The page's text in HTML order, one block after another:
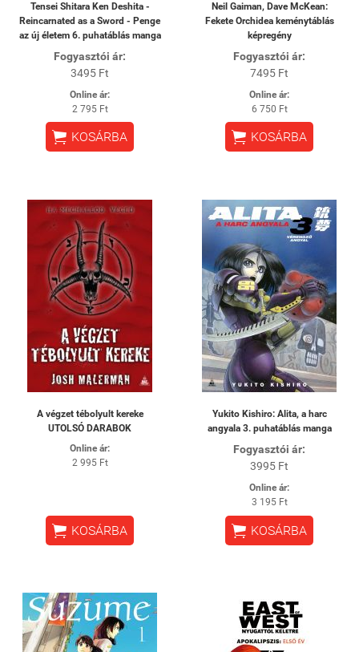
Tensei Shitara Ken Deshita -
Reincarnated as a Sword - Penge
az új életem 6. puhatáblás manga
Fogyasztói ár:
3495 Ft
Online ár:
2 795 Ft
 KOSÁRBA
Neil Gaiman, Dave McKean:
Fekete Orchidea keménytáblás
képregény
Fogyasztói ár:
7495 Ft
Online ár:
6 750 Ft
 KOSÁRBA
A végzet tébolyult kereke
UTOLSÓ DARABOK
Online ár:
2 995 Ft
 KOSÁRBA
Yukito Kishiro: Alita, a harc
angyala 3. puhatáblás manga
Fogyasztói ár:
3995 Ft
Online ár:
3 195 Ft
 KOSÁRBA